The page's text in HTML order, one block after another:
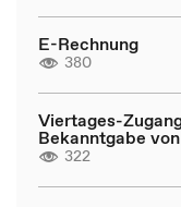
E-Rechnung
380
Viertages-
Bekanntgabe
322